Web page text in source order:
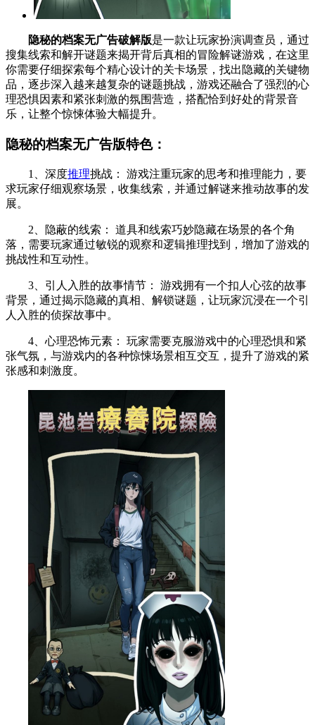
隐秘的档案无广告破解版是一款让玩家扮演调查员，通过
搜集线索和解开谜题来揭开背后真相的冒险解谜游戏，在这里
你需要仔细探索每个精心设计的关卡场景，找出隐藏的关键物
品，逐步深入越来越复杂的谜题挑战，游戏还融合了强烈的心
理恐惧因素和紧张刺激的氛围营造，搭配恰到好处的背景音
乐，让整个惊悚体验大幅提升。
隐秘的档案无广告版特色：
1、深度推理挑战： 游戏注重玩家的思考和推理能力，要
求玩家仔细观察场景，收集线索，并通过解谜来推动故事的发
展。
2、隐蔽的线索： 道具和线索巧妙隐藏在场景的各个角
落，需要玩家通过敏锐的观察和逻辑推理找到，增加了游戏的
挑战性和互动性。
3、引人入胜的故事情节： 游戏拥有一个扣人心弦的故事
背景，通过揭示隐藏的真相、解锁谜题，让玩家沉浸在一个引
人入胜的侦探故事中。
4、心理恐怖元素： 玩家需要克服游戏中的心理恐惧和紧
张气氛，与游戏内的各种惊悚场景相互交互，提升了游戏的紧
张感和刺激度。